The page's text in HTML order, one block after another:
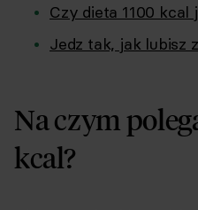
Czy dieta 1100 kcal
Jedz tak, jak lubisz
Na czym
kcal?